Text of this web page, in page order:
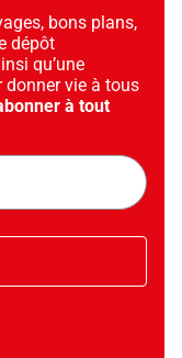
bons plans,
dépôt
qu’une
donner vie à tous
à tout